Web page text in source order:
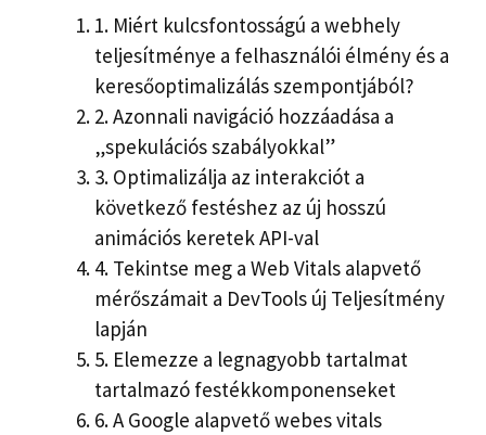
1. Miért kulcsfontosságú a webhely
teljesítménye a felhasználói élmény és a
keresőoptimalizálás szempontjából?
2.Azonnali navigáció hozzáadása a
„spekulációs szabályokkal”
3. Optimalizálja az interakciót a
következő festéshez az új hosszú
animációs keretek API-val
4. Tekintse meg a Web Vitals alapvető
mérőszámait a DevTools új Teljesítmény
lapján
5. Elemezze a legnagyobb tartalmat
tartalmazó festékkomponenseket
6.A Google alapvető webes vitals